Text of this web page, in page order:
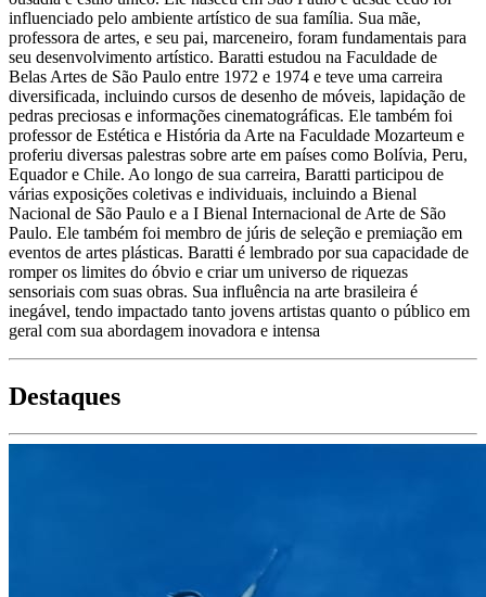
influenciado pelo ambiente artístico de sua família. Sua mãe,
professora de artes, e seu pai, marceneiro, foram fundamentais para
seu desenvolvimento artístico. Baratti estudou na Faculdade de
Belas Artes de São Paulo entre 1972 e 1974 e teve uma carreira
diversificada, incluindo cursos de desenho de móveis, lapidação de
pedras preciosas e informações cinematográficas. Ele também foi
professor de Estética e História da Arte na Faculdade Mozarteum e
proferiu diversas palestras sobre arte em países como Bolívia, Peru,
Equador e Chile. Ao longo de sua carreira, Baratti participou de
várias exposições coletivas e individuais, incluindo a Bienal
Nacional de São Paulo e a I Bienal Internacional de Arte de São
Paulo. Ele também foi membro de júris de seleção e premiação em
eventos de artes plásticas. Baratti é lembrado por sua capacidade de
romper os limites do óbvio e criar um universo de riquezas
sensoriais com suas obras. Sua influência na arte brasileira é
inegável, tendo impactado tanto jovens artistas quanto o público em
geral com sua abordagem inovadora e intensa
Destaques